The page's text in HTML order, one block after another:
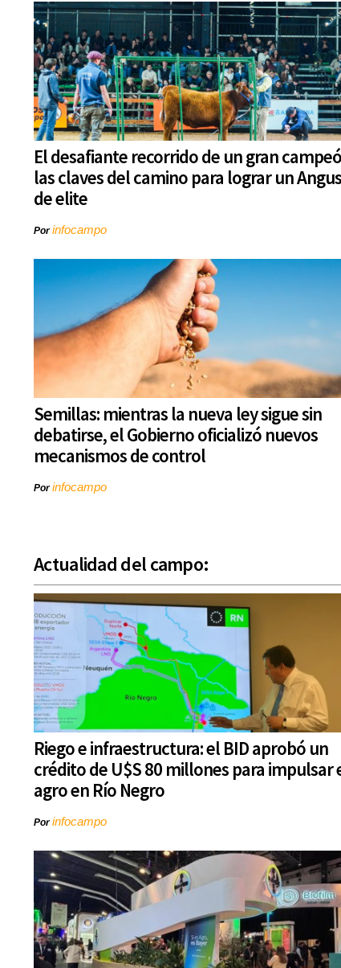
El desafiante recorrido de un gran
las claves del camino para lograr un Angus
de elite
Porinfocampo
Semillas: mientras la nueva ley sigue sin
debatirse, el Gobierno oficializó nuevos
mecanismos de control
Porinfocampo
Actualidad del campo:
Riego e infraestructura: el BID aprobó un
crédito de U$S 80 millones para impulsar
agro en Río Negro
Porinfocampo